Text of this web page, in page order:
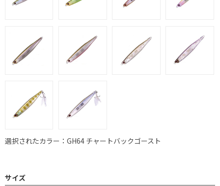
選択されたカラー：GH64 チャートバックゴースト
サイズ